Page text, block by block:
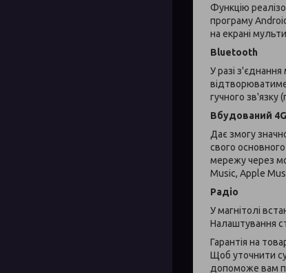
Функцію
програму
на екрані
Bluetooth
У разі
гучного зв'язку
Вбудований
Дає змогу
свого
мережу через
Music, Apple
Радіо
У магнітолі
Налаштування
Гарантія на
Щоб уточнити
допоможе вам